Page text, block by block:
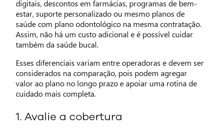
digitais, descontos em farmácias, programas de bem-
estar, suporte personalizado ou mesmo planos de
saúde com plano odontológico na mesma contratação.
Assim, não há um custo adicional e é possível cuidar
também da saúde bucal.
Esses diferenciais variam entre operadoras e devem ser
considerados na comparação, pois podem agregar
valor ao plano no longo prazo e apoiar uma rotina de
cuidado mais completa.
1. Avalie a cobertura